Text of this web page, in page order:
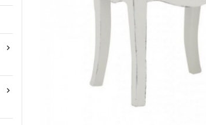

